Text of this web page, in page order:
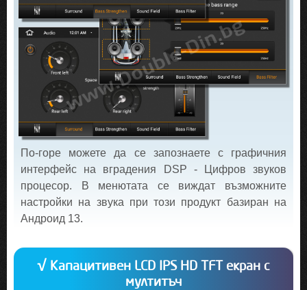
По-горе можете да се запознаете с графичния
интерфейс на вградения DSP - Цифров звуков
процесор. В менютата се виждат възможните
настройки на звука при този продукт базиран на
Андроид 13.
√ Капацитивен LCD IPS HD TFT екран с
мултитъч